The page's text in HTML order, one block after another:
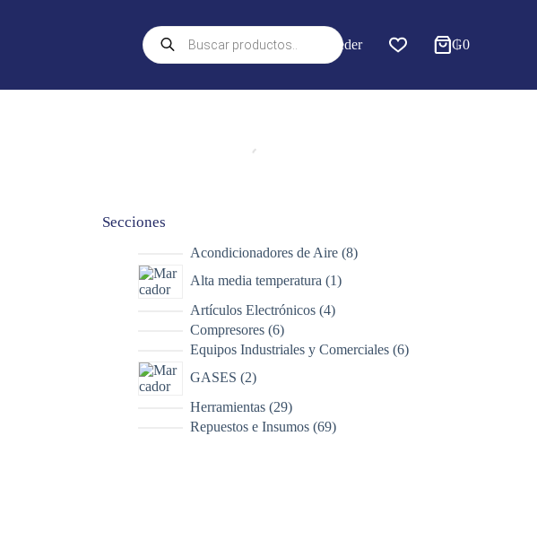
Búsqueda
de
productos
Acceder ₲0
Secciones
Acondicionadores de Aire 88
Alta media temperatura 1producto
Artículos Electrónicos 44
Compresores 66
productos
Equipos Industriales y Comerciales 66
GASES 2productos
Herramientas 2929
productos
Repuestos e Insumos 6969